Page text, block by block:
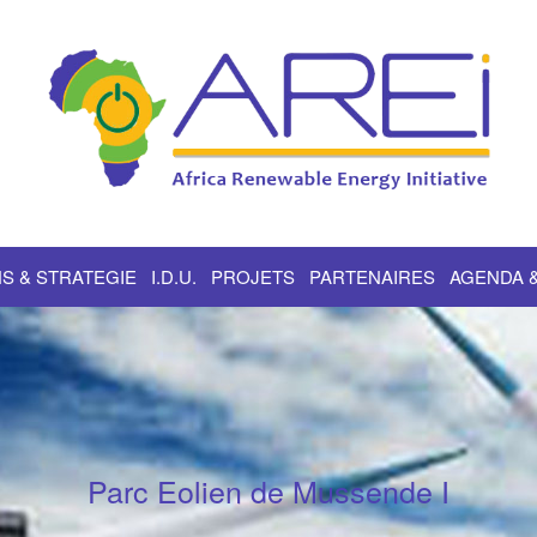
& STRATEGIE I.D.U. PROJETS PARTENAIRES AGENDA
Parc Eolien de Mussende I